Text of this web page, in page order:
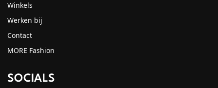
Winkels
Werken bij
Contact
MORE Fashion
SOCIALS